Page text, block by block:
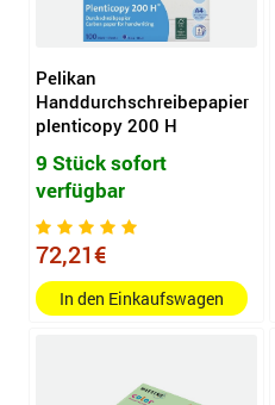
Pelikan
Handdurchschreibepapier
plenticopy 200 H
9 Stück sofort
verfügbar
72,21€
In den Einkaufswagen